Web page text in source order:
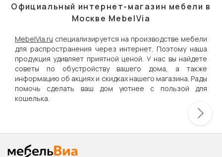
Официальный интернет-магазин мебели в
Москве MebelVia
MebelVia.ru специализируется на производстве мебели
для распространения через интернет. Поэтому наша
продукция удивляет приятной ценой. У нас вы найдете
советы по обустройству вашего дома, а также
информацию об акциях и скидках нашего магазина. Рады
помочь сделать ваш дом уютнее с пользой для
кошелька.